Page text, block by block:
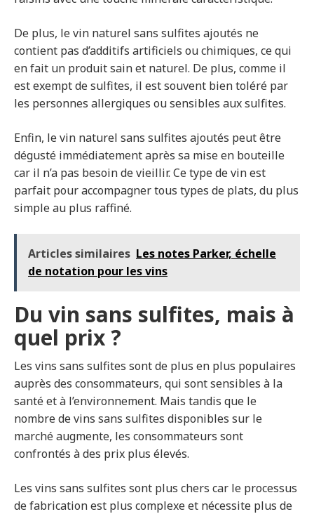
De plus, le vin naturel sans sulfites ajoutés ne
contient pas d’additifs artificiels ou chimiques, ce qui
en fait un produit sain et naturel. De plus, comme il
est exempt de sulfites, il est souvent bien toléré par
les personnes allergiques ou sensibles aux sulfites.
Enfin, le vin naturel sans sulfites ajoutés peut être
dégusté immédiatement après sa mise en bouteille
car il n’a pas besoin de vieillir. Ce type de vin est
parfait pour accompagner tous types de plats, du plus
simple au plus raffiné.
Articles similaires Les notes Parker, échelle
de notation pour les vins
Du vin sans sulfites, mais à
quel prix ?
Les vins sans sulfites sont de plus en plus populaires
auprès des consommateurs, qui sont sensibles à la
santé et à l’environnement. Mais tandis que le
nombre de vins sans sulfites disponibles sur le
marché augmente, les consommateurs sont
confrontés à des prix plus élevés.
Les vins sans sulfites sont plus chers car le processus
de fabrication est plus complexe et nécessite plus de